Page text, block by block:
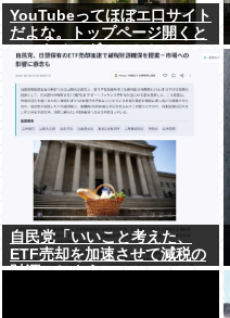
YouTubeってほぼエ口サイト
だよな。トップページ開くと
いつもチアダンスとかローア
ングルで撮影した街撮り動画
ばっか出てくるじゃん
自民党「いいこと考えた、
ETF売却を加速させて減税の
財源にしよう」